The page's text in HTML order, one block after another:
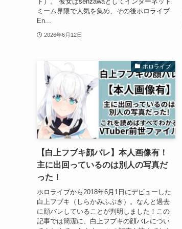
ミーム界隈で人気を集め、その後ホロライブ
En...
2026年6月12日
ホロライブ
【白上フブキ顔バレ】本人画像有！
主に出回っているのは別人の写真だ
った！
ホロライブから2018年6月1日にデビューした
白上フブキ（しらかみふぶき）。なんと過去
に顔バレしていることが判明しました！この
記事では簡潔に、白上フブキの顔バレについ